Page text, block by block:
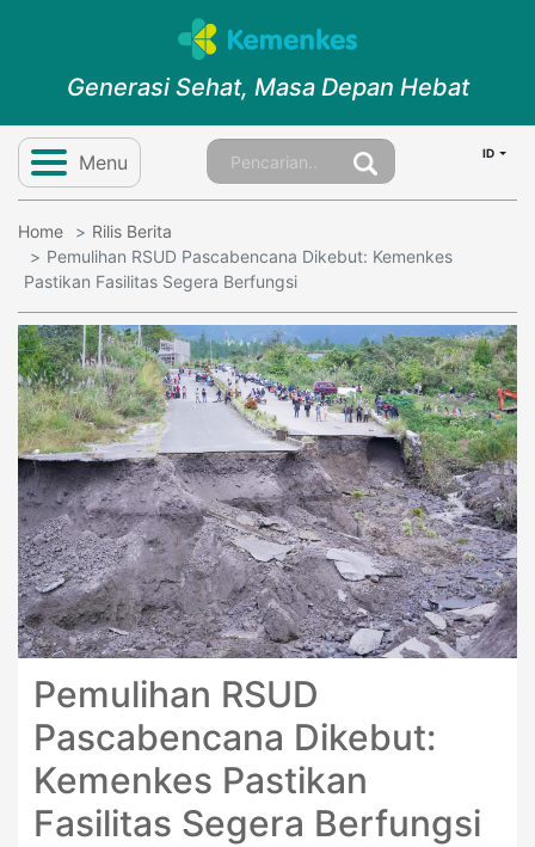
Generasi Sehat, Masa Depan Hebat
Menu ID
Home
Rilis Berita
Pemulihan RSUD Pascabencana Dikebut: Kemenkes
Pastikan Fasilitas Segera Berfungsi
Pemulihan RSUD
Pascabencana Dikebut:
Kemenkes Pastikan
Fasilitas Segera Berfungsi